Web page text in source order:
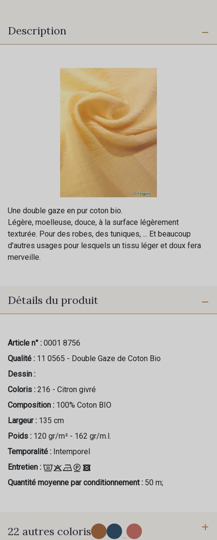
Description
Une double gaze en pur coton bio.
Légère, moelleuse, douce, à la surface légèrement
texturée. Pour des robes, des tuniques, ... Et beaucoup
d'autres usages pour lesquels un tissu léger et doux fera
merveille.
Détails du produit
Article n° : 0001 8756
Qualité : 11 0565 - Double Gaze de Coton Bio
Dessin :
Coloris : 216 - Citron givré
Composition : 100% Coton BIO
Largeur : 135 cm
Poids : 120 gr/m² - 162 gr/m.l.
Temporalité : Intemporel
Entretien :
Quantité moyenne par conditionnement : 50 m;
22 autres coloris